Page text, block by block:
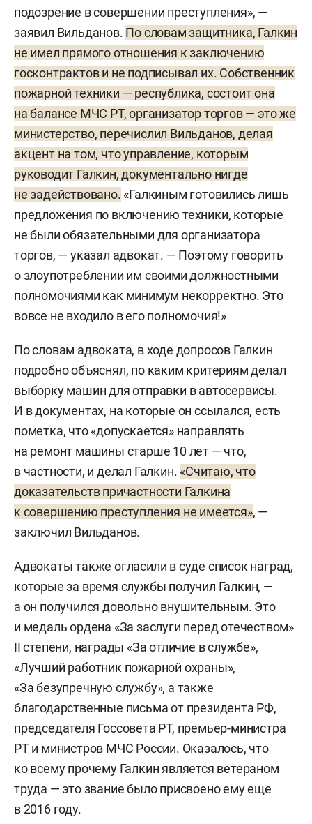
подозрение в совершении преступления», —
заявил Вильданов. По словам защитника, Галкин
не имел прямого отношения к заключению
госконтрактов и не подписывал их. Собственник
пожарной техники — республика, состоит она
на балансе МЧС РТ, организатор торгов — это же
министерство, перечислил Вильданов, делая
акцент на том, что управление, которым
руководит Галкин, документально нигде
не задействовано. «Галкиным готовились лишь
предложения по включению техники, которые
не были обязательными для организатора
торгов, — указал адвокат. — Поэтому говорить
о злоупотреблении им своими должностными
полномочиями как минимум некорректно. Это
вовсе не входило в его полномочия!»
По словам адвоката, в ходе допросов Галкин
подробно объяснял, по каким критериям делал
выборку машин для отправки в автосервисы.
И в документах, на которые он ссылался, есть
пометка, что «допускается» направлять
на ремонт машины старше 10 лет — что,
в частности, и делал Галкин. «Считаю, что
доказательств причастности Галкина
к совершению преступления не имеется», —
заключил Вильданов.
Адвокаты также огласили в суде список наград,
которые за время службы получил Галкин, —
а он получился довольно внушительным. Это
и медаль ордена «За заслуги перед отечеством»
II степени, награды «За отличие в службе»,
«Лучший работник пожарной охраны»,
«За безупречную службу», а также
благодарственные письма от президента РФ,
председателя Госсовета РТ, премьер-министра
РТ и министров МЧС России. Оказалось, что
ко всему прочему Галкин является ветераном
труда — это звание было присвоено ему еще
в 2016 году.